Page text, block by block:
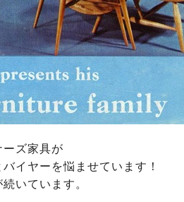
ズ家具が
イヤーを悩ませています！
いています。